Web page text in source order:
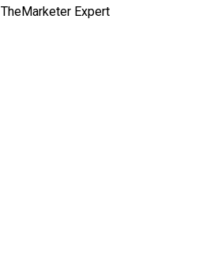
TheMarketer Expert